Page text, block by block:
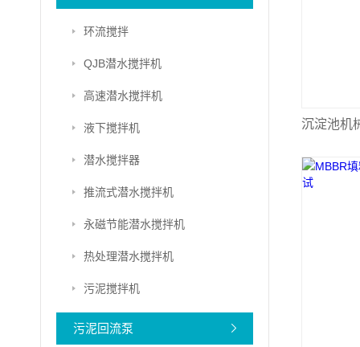
环流搅拌
QJB潜水搅拌机
高速潜水搅拌机
液下搅拌机
潜水搅拌器
推流式潜水搅拌机
永磁节能潜水搅拌机
热处理潜水搅拌机
污泥搅拌机
污泥回流泵
沉淀池机